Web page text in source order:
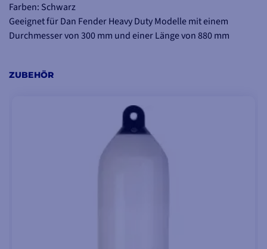
Farben: Schwarz
Geeignet für Dan Fender Heavy Duty Modelle mit einem
Durchmesser von 300 mm und einer Länge von 880 mm
ZUBEHÖR